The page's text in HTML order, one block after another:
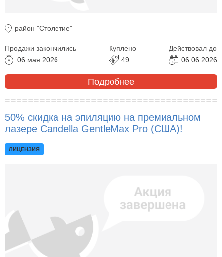
район "Столетие"
Продажи закончились
06 мая 2026
Куплено
49
Действовал до
06.06.2026
Подробнее
50% скидка на эпиляцию на премиальном
лазере Candella GentleMax Pro (США)!
ЛИЦЕНЗИЯ